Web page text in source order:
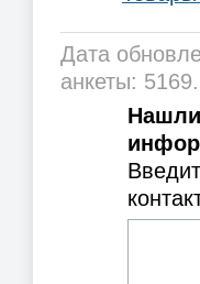
Дата
анкеты: 5169.